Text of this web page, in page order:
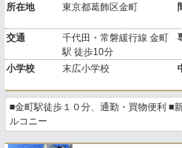
所在地 東京都葛飾区金町
交通
千代田・常磐緩行線 金町
駅 徒歩10分
小学校 末広小学校
■金町駅徒歩１０分、通勤・買物便利 ■
ルコニー